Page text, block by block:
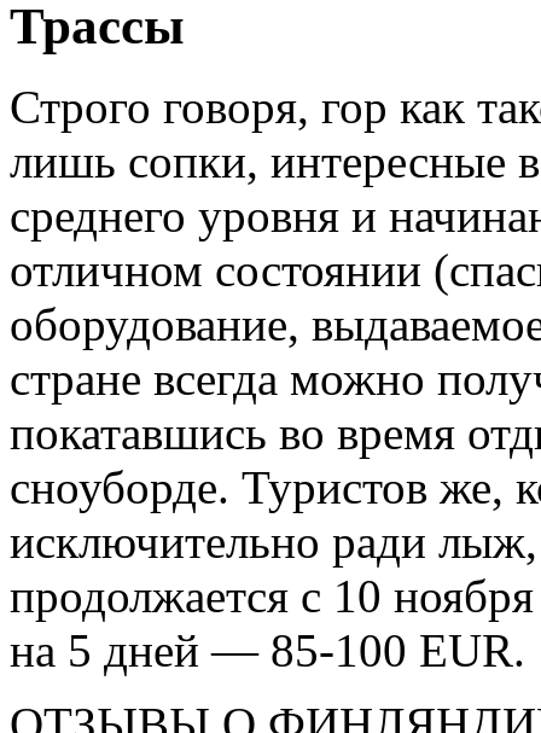
Трассы
Строго говоря, гор как
лишь сопки, интересные
среднего уровня и
отличном состоянии
оборудование,
стране всегда можно
покатавшись во время
сноуборде. Туристов же,
исключительно ради
продолжается с 10
на 5 дней — 85-100 EUR.